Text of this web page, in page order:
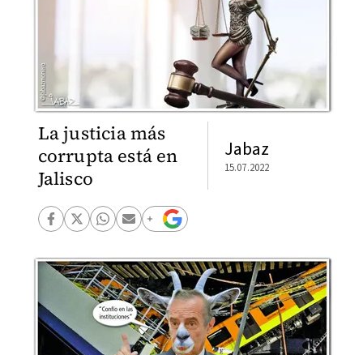
La justicia más
corrupta está en
Jalisco
Jabaz
15.07.2022